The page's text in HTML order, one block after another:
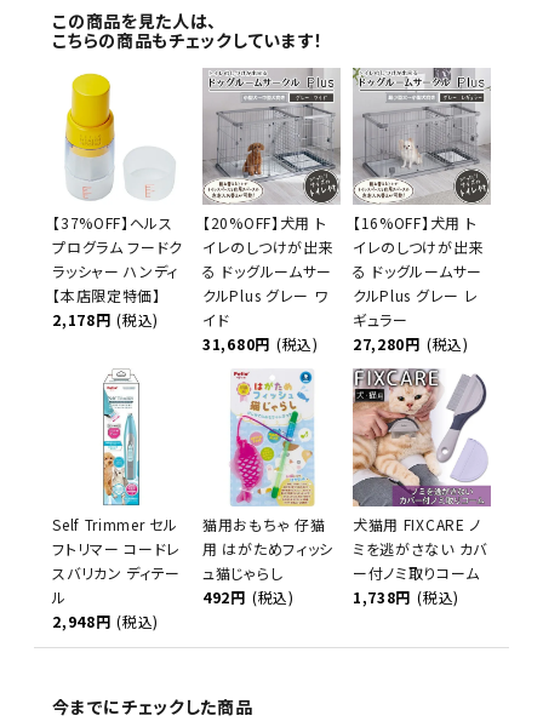
この商品を見た人は、
こちらの商品もチェックしています！
【37%OFF】ヘルス
プログラム フードク
ラッシャー ハンディ
【本店限定特価】
2,178円 (税込)
【20%OFF】犬用 ト
イレのしつけが出来
る ドッグルームサー
クルPlus グレー ワ
イド
31,680円 (税込)
【16%OFF】犬用 ト
イレのしつけが出来
る ドッグルームサー
クルPlus グレー レ
ギュラー
27,280円 (税込)
Self Trimmer セル
フトリマー コードレ
スバリカン ディテー
ル
2,948円 (税込)
猫用おもちゃ 仔猫
用 はがためフィッシ
ュ猫じゃらし
492円 (税込)
犬猫用 FIXCARE ノ
ミを逃がさない カバ
ー付ノミ取りコーム
1,738円 (税込)
今までにチェックした商品